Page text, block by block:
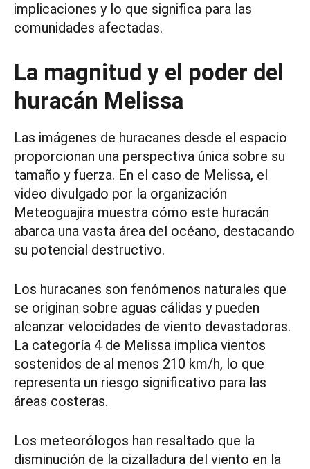
implicaciones y lo que significa para las
comunidades afectadas.
La magnitud y el poder del
huracán Melissa
Las imágenes de huracanes desde el espacio
proporcionan una perspectiva única sobre su
tamaño y fuerza. En el caso de Melissa, el
video divulgado por la organización
Meteoguajira muestra cómo este huracán
abarca una vasta área del océano, destacando
su potencial destructivo.
Los huracanes son fenómenos naturales que
se originan sobre aguas cálidas y pueden
alcanzar velocidades de viento devastadoras.
La categoría 4 de Melissa implica vientos
sostenidos de al menos 210 km/h, lo que
representa un riesgo significativo para las
áreas costeras.
Los meteorólogos han resaltado que la
disminución de la cizalladura del viento en la